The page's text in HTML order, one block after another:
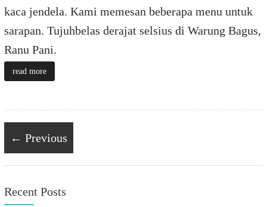
kaca jendela. Kami memesan beberapa menu untuk
sarapan. Tujuhbelas derajat selsius di Warung Bagus,
Ranu Pani.
read more
← Previous
Recent Posts